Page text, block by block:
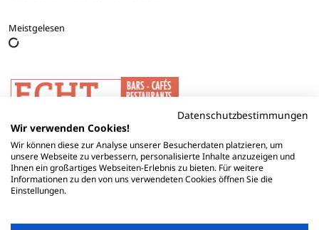
Meistgelesen
Datenschutzbestimmungen
Wir verwenden Cookies!
Wir können diese zur Analyse unserer Besucherdaten platzieren, um
unsere Webseite zu verbessern, personalisierte Inhalte anzuzeigen und
Ihnen ein großartiges Webseiten-Erlebnis zu bieten. Für weitere
Informationen zu den von uns verwendeten Cookies öffnen Sie die
Einstellungen.